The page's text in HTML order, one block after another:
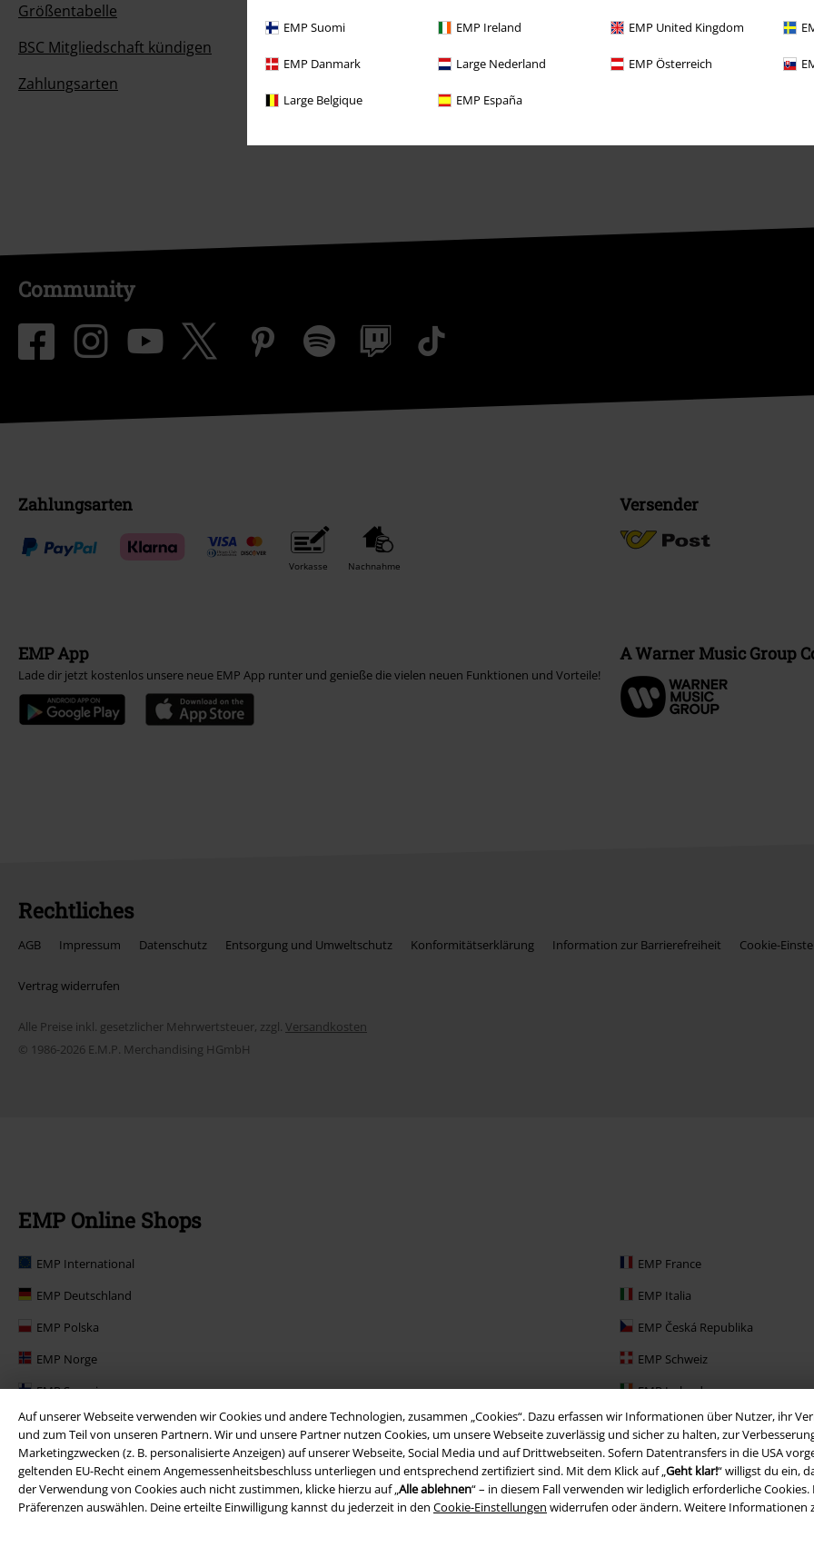
EMP Suomi EMP Ireland EMP United Kingdom
EMP Danmark Large Nederland EMP Österreich
Large Belgique EMP España
Auf unserer Webseite verwenden wir Cookies und andere Technologien, zusammen „Cookies“. Dazu erfassen wir Informationen über Nutzer, ihr
und zum Teil von unseren Partnern. Wir und unsere Partner nutzen Cookies, um unsere Webseite zuverlässig und sicher zu halten, zur
Marketingzwecken (z. B. personalisierte Anzeigen) auf unserer Webseite, Social Media und auf Drittwebseiten. Sofern Datentransfers in die USA
geltenden EU-Recht einem Angemessenheitsbeschluss unterliegen und entsprechend zertifiziert sind. Mit dem Klick auf „Geht klar!“ willigst du ein,
der Verwendung von Cookies auch nicht zustimmen, klicke hierzu auf „Alle ablehnen“ – in diesem Fall verwenden wir lediglich erforderliche
Präferenzen auswählen. Deine erteilte Einwilligung kannst du jederzeit in den Cookie-Einstellungen widerrufen oder ändern. Weitere Informationen
Größentabelle
BSC Mitgliedschaft kündigen
Zahlungsarten
Community
Zahlungsarten
Vorkasse Nachnahme
Versender
EMP App
Lade dir jetzt kostenlos unsere neue EMP App runter und genieße die vielen neuen Funktionen und Vorteile!
A Warner Music Group
Rechtliches
AGB Impressum Datenschutz Entsorgung und Umweltschutz Konformitätserklärung Information zur Barrierefreiheit Cookie-
Vertrag widerrufen
Alle Preise inkl. gesetzlicher Mehrwertsteuer, zzgl. Versandkosten
© 1986-2026 E.M.P. Merchandising HGmbH
EMP Online Shops
EMP International
EMP France
EMP Deutschland
EMP Italia
EMP Polska
EMP Česká Republika
EMP Norge
EMP Schweiz
EMP Suomi
EMP Ireland
EMP United Kingdom
EMP Sverige
EMP Danmark
Large Nederland
EMP Österreich
EMP Slovensko